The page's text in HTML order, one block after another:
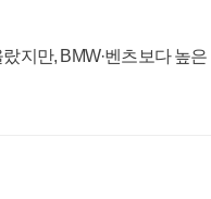
지만, BMW·벤츠보다 높은